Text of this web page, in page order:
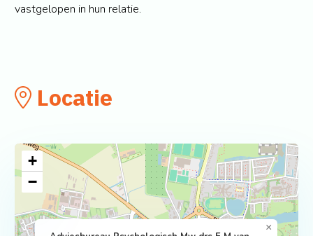
vastgelopen in hun relatie.
Locatie
×
+
−